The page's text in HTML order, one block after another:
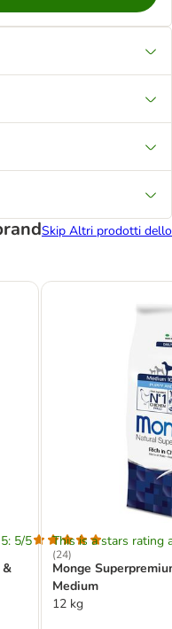
Skip Altri prodotti dello
5/5
&
This is a stars rating
(24)
Monge
Medium
12 kg